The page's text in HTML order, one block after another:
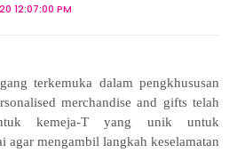
12:07:00 PM
terkemuka dalam pengkhususan
merchandise and gifts telah
kemeja-T yang unik untuk
agar mengambil langkah keselamatan